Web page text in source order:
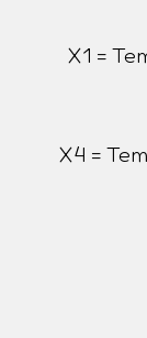
X1 =
X4 =